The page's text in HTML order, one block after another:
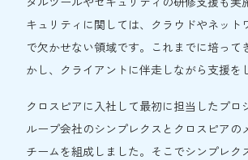
キュリティに関しては、クラウドやネット
で欠かせない領域です。これまでに培って
かし、クライアントに伴走しながら支援を
クロスピアに入社して最初に担当したプロ
ループ会社のシンプレクスとクロスピアの
チームを組成しました。そこでシンプレク